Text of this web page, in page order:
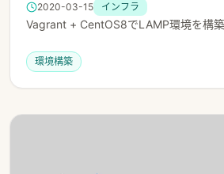
2020-03-15 インフラ
Vagrant + CentOS8でLAMP環境を構
環境構築